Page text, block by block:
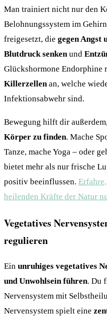
Man trainiert nicht nur den
Belohnungssystem im
freigesetzt, die gegen Angst
Blutdruck senkenund
Glückshormone Endorphine
Killerzellenan, welche
Infektionsabwehr sind.
Bewegung hilft dir
Körper zu finden. Mache
Tanze, mache Yoga – oder
bietet mehr als nur frische
positiv beeinflussen.
heilenden Kräfte der Natur
Vegetatives
regulieren
Ein unruhiges vegetatives
und Unwohlsein führen. Du
Nervensystem mit
Nervensystem spielt eine